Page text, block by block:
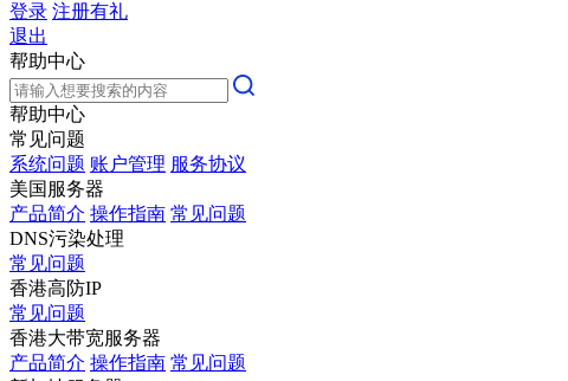
登录 注册有礼
退出
帮助中心
帮助中心
常见问题
系统问题 账户管理 服务协议
美国服务器
产品简介 操作指南 常见问题
DNS污染处理
常见问题
香港高防IP
常见问题
香港大带宽服务器
产品简介 操作指南 常见问题